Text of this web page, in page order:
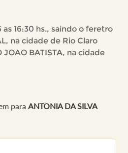
16:30 hs., saindo o feretro
na cidade de Rio Claro
BATISTA, na cidade
para ANTONIA DA SILVA